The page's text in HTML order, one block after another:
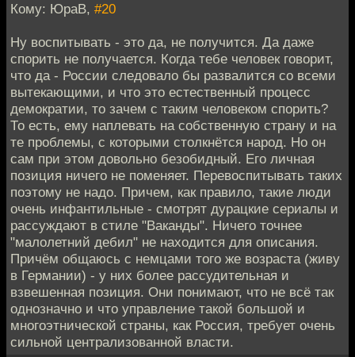
Кому: ЮраВ, #20
Ну воспитывать - это да, не получится. Да даже
спорить не получается. Когда тебе человек говорит,
что да - России следовало бы развалится со всеми
вытекающими, и что это естественный процесс
демократии, то зачем с таким человеком спорить?
То есть, ему наплевать на собственную страну и на
те проблемы, с которыми столкнётся народ. Но он
сам при этом довольно безобидный. Его личная
позиция ничего не поменяет. Перевоспитывать таких
поэтому не надо. Причем, как правило, такие люди
очень инфантильные - смотрят дурацкие сериалы и
рассуждают в стиле "Ваканды". Ничего точнее
"малолетний дебил" не находится для описания.
Причём общаюсь с немцами того же возраста (живу
в Германии) - у них более рассудительная и
взвешенная позиция. Они понимают, что не всё так
однозначно и что управление такой большой и
многоэтнической страны, как Россия, требует очень
сильной централизованной власти.